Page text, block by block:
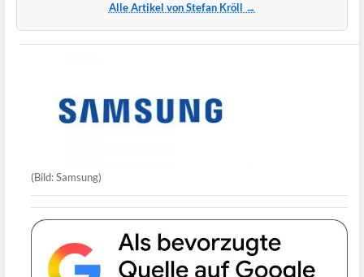
Alle Artikel von Stefan Kröll →
(Bild: Samsung)